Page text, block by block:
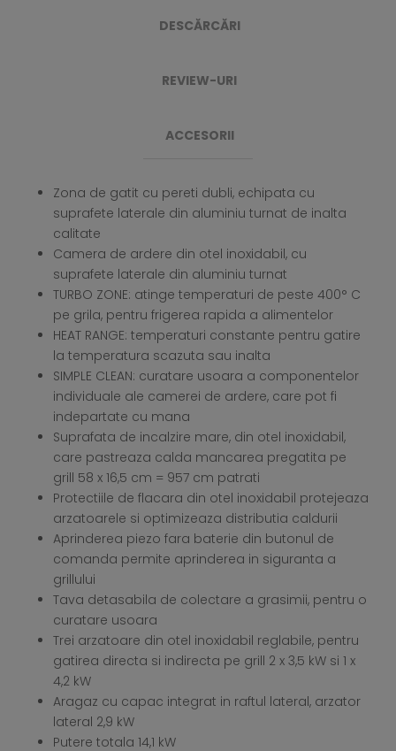
DESCĂRCĂRI
REVIEW-URI
ACCESORII
Zona de gatit cu pereti dubli, echipata cu
suprafete laterale din aluminiu turnat de inalta
calitate
Camera de ardere din otel inoxidabil, cu
suprafete laterale din aluminiu turnat
TURBO ZONE: atinge temperaturi de peste 400° C
pe grila, pentru frigerea rapida a alimentelor
HEAT RANGE: temperaturi constante pentru gatire
la temperatura scazuta sau inalta
SIMPLE CLEAN: curatare usoara a componentelor
individuale ale camerei de ardere, care pot fi
indepartate cu mana
Suprafata de incalzire mare, din otel inoxidabil,
care pastreaza calda mancarea pregatita pe
grill 58 x 16,5 cm = 957 cm patrati
Protectiile de flacara din otel inoxidabil protejeaza
arzatoarele si optimizeaza distributia caldurii
Aprinderea piezo fara baterie din butonul de
comanda permite aprinderea in siguranta a
grillului
Tava detasabila de colectare a grasimii, pentru o
curatare usoara
Trei arzatoare din otel inoxidabil reglabile, pentru
gatirea directa si indirecta pe grill 2 x 3,5 kW si 1 x
4,2 kW
Aragaz cu capac integrat in raftul lateral, arzator
lateral 2,9 kW
Putere totala 14,1 kW